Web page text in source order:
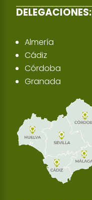
DELEGACIONES:
Almería
Cádiz
Córdoba
Granada